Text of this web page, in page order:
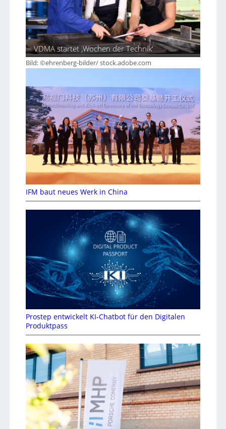
VDMA startet ‚Wochen der Technik‘
Bild: ©ehrenberg-bilder/ stock.adobe.com
IFM baut neues Werk in China
Prostep entwickelt KI-Chatbot für den Digitalen
Produktpass